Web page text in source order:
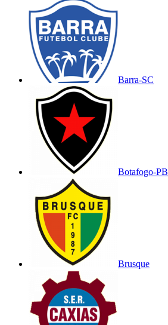
Barra-SC
Botafogo-PB
Brusque